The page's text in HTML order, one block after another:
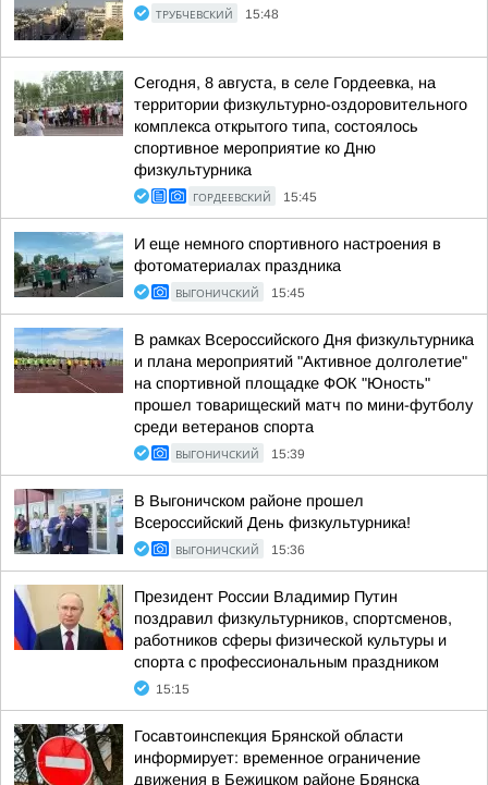
ТРУБЧЕВСКИЙ 15:48
Сегодня, 8 августа, в селе Гордеевка, на
территории физкультурно-оздоровительного
комплекса открытого типа, состоялось
спортивное мероприятие ко Дню
физкультурника
ГОРДЕЕВСКИЙ 15:45
И еще немного спортивного настроения в
фотоматериалах праздника
ВЫГОНИЧСКИЙ 15:45
В рамках Всероссийского Дня физкультурника
и плана мероприятий "Активное долголетие"
на спортивной площадке ФОК "Юность"
прошел товарищеский матч по мини-футболу
среди ветеранов спорта
ВЫГОНИЧСКИЙ 15:39
В Выгоничском районе прошел
Всероссийский День физкультурника!
ВЫГОНИЧСКИЙ 15:36
Президент России Владимир Путин
поздравил физкультурников, спортсменов,
работников сферы физической культуры и
спорта с профессиональным праздником
15:15
Госавтоинспекция Брянской области
информирует: временное ограничение
движения в Бежицком районе Брянска